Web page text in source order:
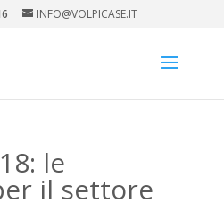
INFO@VOLPICASE.IT
le
il settore